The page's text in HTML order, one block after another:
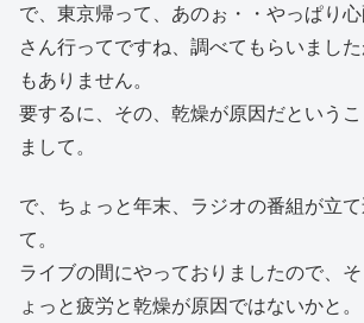
で、東京帰って、あのぉ・・やっぱり
さん行ってですね、調べてもらいまし
もありません。
要するに、その、乾燥が原因だという
まして。
で、ちょっと年末、ラジオの番組が立
て。
ライブの間にやっておりましたので、
ょっと疲労と乾燥が原因ではないかと。